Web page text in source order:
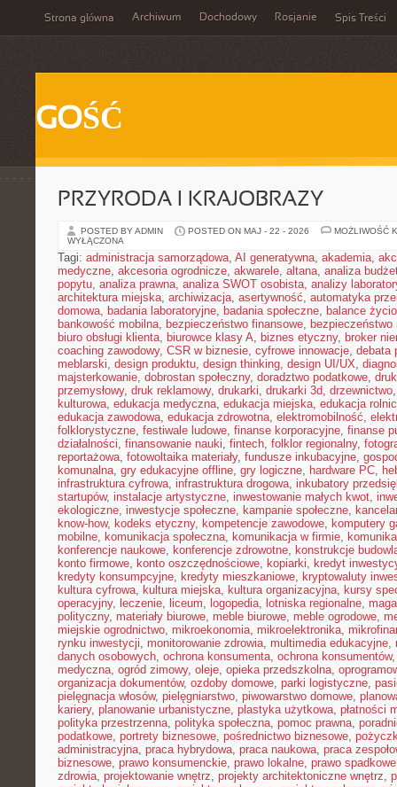
Strona główna Archiwum Dochodowy Rosjanie Spis Treści
GOŚĆ
PRZYRODA I KRAJOBRAZY
POSTED BY ADMIN POSTED ON MAJ - 22 - 2026
MOŻLIWOŚĆ
WYŁĄCZONA
Tagi: administracja samorządowa, AI generatywna, akademia,
medyczne, akcesoria ogrodnicze, akwarele, altana, analiza
popytu, analiza prawna, analiza SWOT osobista, analizy
architektura miejska, archiwizacja, asertywność, automatyka
domowa, badania laboratoryjne, badania społeczne, balance
bankowość mobilna, bezpieczeństwo finansowe, bezpieczeństwo
biuro obsługi klienta, biurowce klasy A, biznes etyczny, broker
coaching zawodowy, CSR w biznesie, cyfrowe innowacje, debata
meblarski, design produktu, design thinking, design UI/UX,
majsterkowanie, dobrostan społeczny, doradztwo podatkowe,
przemysłowy, druk reklamowy, drukarki, drukarki 3d, drzewnictwo
kulturowa, edukacja medyczna, edukacja miejska, edukacja
edukacja zawodowa, edukacja zdrowotna, elektromobilność,
folklorystyczne, festiwale ludowe, finanse korporacyjne, finanse
działalności, finansowanie nauki, fintech, folklor regionalny,
reportażowa, fotowoltaika materiały, fundusze inkubacyjne,
komunalna, gry edukacyjne offline, gry logiczne, hardware PC,
infrastruktura cyfrowa, infrastruktura drogowa, inkubatory
startupów, instalacje artystyczne, inwestowanie małych kwot,
ekologiczne, inwestycje społeczne, kampanie społeczne,
know-how, kodeks etyczny, kompetencje zawodowe, komputery
mobilne, komunikacja społeczna, komunikacja w firmie,
konferencje naukowe, konferencje zdrowotne, konstrukcje
konto firmowe, konto oszczędnościowe, kopiarki, kredyt
kredyty konsumpcyjne, kredyty mieszkaniowe, kryptowaluty
kultura cyfrowa, kultura miejska, kultura organizacyjna, kursy
operacyjny, leczenie, liceum, logopedia, lotniska regionalne,
polityczny, materiały biurowe, meble biurowe, meble ogrodowe,
miejskie ogrodnictwo, mikroekonomia, mikroelektronika,
rynku inwestycji, monitorowanie zdrowia, multimedia edukacyjne,
danych osobowych, ochrona konsumenta, ochrona konsumentów
medyczna, ogród zimowy, oleje, opieka przedszkolna,
organizacja dokumentów, ozdoby domowe, parki logistyczne,
pielęgnacja włosów, pielęgniarstwo, piwowarstwo domowe,
kariery, planowanie urbanistyczne, plastyka użytkowa, płatności
polityka przestrzenna, polityka społeczna, pomoc prawna,
podatkowe, portrety biznesowe, pośrednictwo biznesowe,
administracyjna, praca hybrydowa, praca naukowa, praca
biznesowe, prawo konsumenckie, prawo lokalne, prawo spadkowe
zdrowia, projektowanie wnętrz, projekty architektoniczne wnętrz,